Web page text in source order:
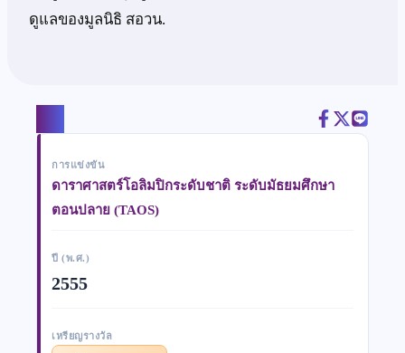
ดูแลของมูลนิธิ สอวน.
การแข่งขัน
ดาราศาสตร์โอลิมปิกระดับชาติ ระดับมัธยมศึกษา
ตอนปลาย (TAOS)
ปี (พ.ศ.)
2555
เหรียญรางวัล